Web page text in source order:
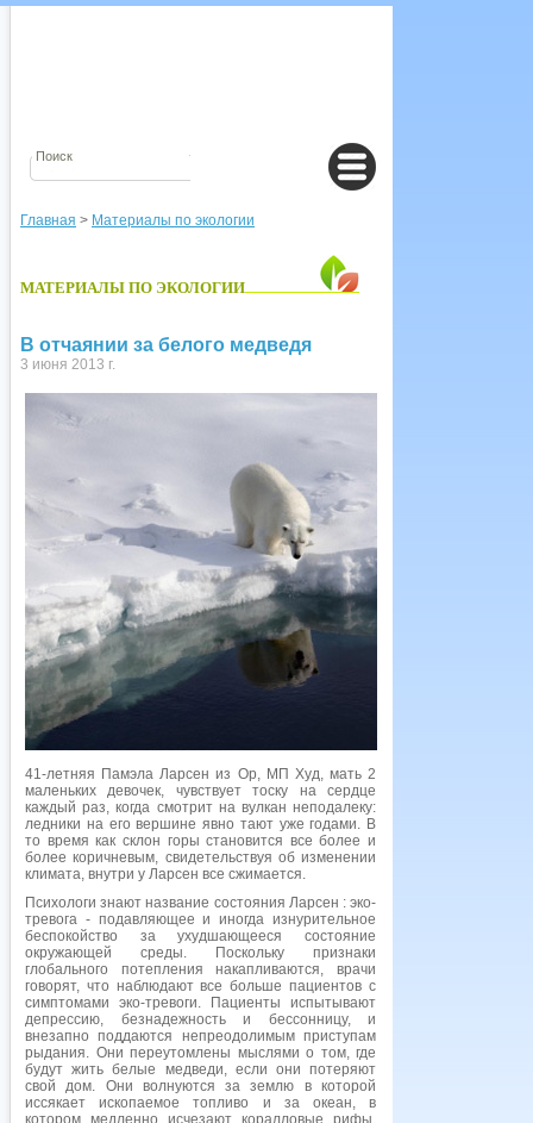
Главная > Материалы по экологии
МАТЕРИАЛЫ ПО ЭКОЛОГИИ
В отчаянии за белого медведя
3 июня 2013 г.
41-летняя Памэла Ларсен из Ор, МП Худ, мать 2
маленьких девочек, чувствует тоску на сердце
каждый раз, когда смотрит на вулкан неподалеку:
ледники на его вершине явно тают уже годами. В
то время как склон горы становится все более и
более коричневым, свидетельствуя об изменении
климата, внутри у Ларсен все сжимается.
Психологи знают название состояния Ларсен : эко-
тревога - подавляющее и иногда изнурительное
беспокойство за ухудшающееся состояние
окружающей среды. Поскольку признаки
глобального потепления накапливаются, врачи
говорят, что наблюдают все больше пациентов с
симптомами эко-тревоги. Пациенты испытывают
депрессию, безнадежность и бессонницу, и
внезапно поддаются непреодолимым приступам
рыдания. Они переутомлены мыслями о том, где
будут жить белые медведи, если они потеряют
свой дом. Они волнуются за землю в которой
иссякает ископаемое топливо и за океан, в
котором медленно исчезают коралловые рифы.